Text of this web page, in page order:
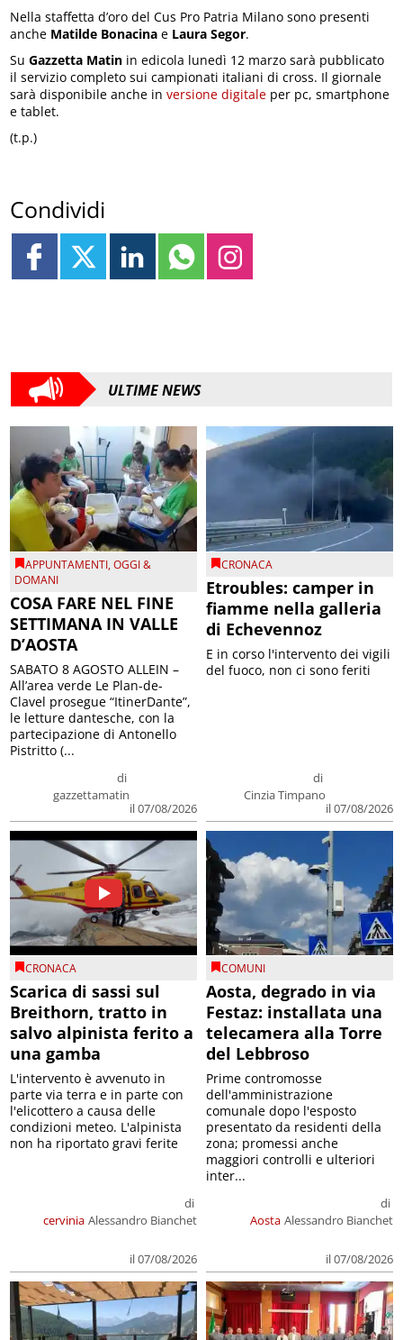
Nella staffetta d’oro del Cus Pro Patria Milano sono presenti
anche Matilde Bonacina e Laura Segor.
SuGazzetta Matin in edicola lunedì 12 marzo sarà pubblicato
il servizio completo sui campionati italiani di cross. Il giornale
sarà disponibile anche inversione digitale per pc, smartphone
e tablet.
(t.p.)
Condividi
ULTIME NEWS
APPUNTAMENTI,OGGI &
DOMANI
COSA FARE NEL FINE
SETTIMANA IN VALLE
D’AOSTA
di
gazzettamatin
il 07/08/2026
SABATO 8 AGOSTO ALLEIN –
All’area verde Le Plan-de-
Clavel prosegue “ItinerDante”,
le letture dantesche, con la
partecipazione di Antonello
Pistritto (...
CRONACA
Etroubles: camper in
fiamme nella galleria
di Echevennoz
di
Cinzia Timpano
il 07/08/2026
E in corso l'intervento dei vigili
del fuoco, non ci sono feriti
CRONACA
Scarica di sassi sul
Breithorn, tratto in
salvo alpinista ferito a
una gamba
cervinia
di
Alessandro Bianchet
il 07/08/2026
L'intervento è avvenuto in
parte via terra e in parte con
l'elicottero a causa delle
condizioni meteo. L'alpinista
non ha riportato gravi ferite
COMUNI
Aosta, degrado in via
Festaz: installata una
telecamera alla Torre
del Lebbroso
Aosta
di
Alessandro Bianchet
il 07/08/2026
Prime contromosse
dell'amministrazione
comunale dopo l'esposto
presentato da residenti della
zona; promessi anche
maggiori controlli e ulteriori
inter...